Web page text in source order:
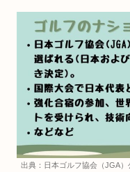
出典：日本ゴルフ協会（JGA）